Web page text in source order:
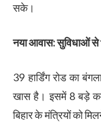
सके।
नया आवास: सुविधाओं से
39 हार्डिंग रोड का
खास है। इसमें 8 बड़े
बिहार के मंत्रियों को